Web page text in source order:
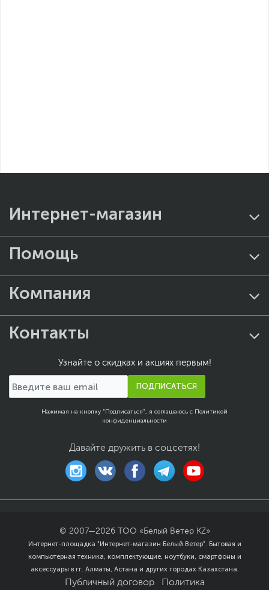
Интернет-магазин
Помощь
Компания
Контакты
Узнайте о скидках и акциях первым!
ПОДПИСАТЬСЯ
Нажимая на кнопку "Подписаться", я соглашаюсь с Политикой
конфиденциальности
Давайте дружить в соцсетях!
© 2007—2026
ТОО «Белый Ветер KZ»
Интернет-площадка "Интернет-магазин Белый Ветер". Бытовая и
компьютерная техника, комплектующие, ноутбуки, смартфоны и
аксессуары в гг. Алматы, Астана и других городах Казахстана.
Публичный договор Политика